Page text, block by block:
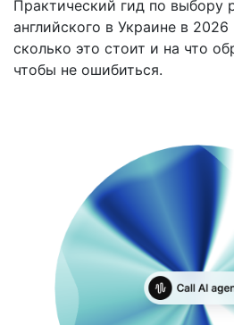
Практический гид по выбору
английского в Украине в 2026
сколько это стоит и на что
чтобы не ошибиться.